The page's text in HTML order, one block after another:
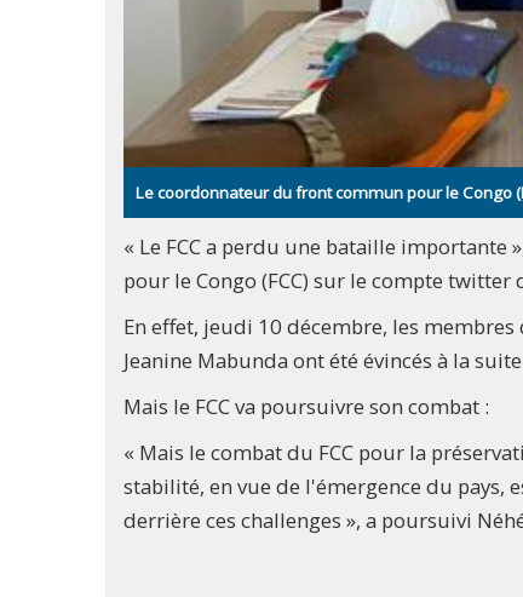
Le coordonnateur du front commun pour le Congo
« Le FCC a perdu une bataille
pour le Congo (FCC) sur le compte twitter
En effet, jeudi 10 décembre, les
Jeanine Mabunda ont été évincés à la
Mais le FCC va poursuivre son combat :
« Mais le combat du FCC pour la
stabilité, en vue de l'émergence du pays,
derrière ces challenges », a poursuivi